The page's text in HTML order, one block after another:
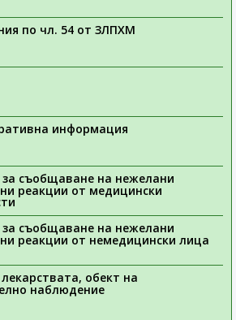
по чл. 54 от ЗЛПХМ
информация
съобщаване на нежелани
реакции от медицински
съобщаване на нежелани
реакции от немедицински лица
обект на
наблюдение